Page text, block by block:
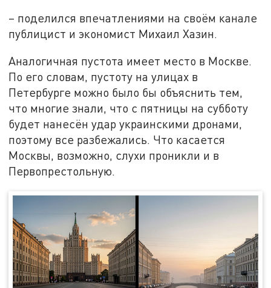
– поделился впечатлениями на своём канале
публицист и экономист Михаил Хазин.
Аналогичная пустота имеет место в Москве.
По его словам, пустоту на улицах в
Петербурге можно было бы объяснить тем,
что многие знали, что с пятницы на субботу
будет нанесён удар украинскими дронами,
поэтому все разбежались. Что касается
Москвы, возможно, слухи проникли и в
Первопрестольную.